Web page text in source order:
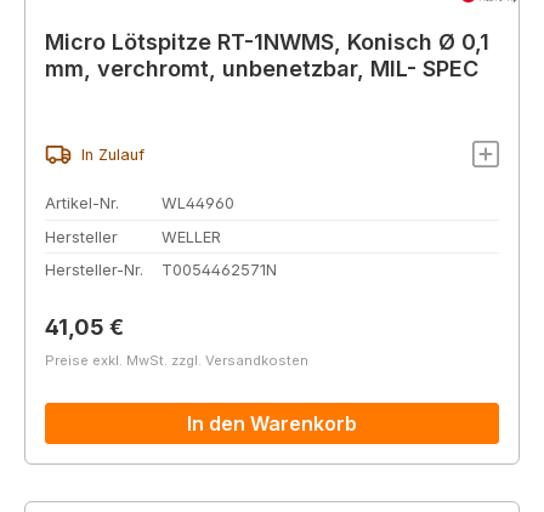
Micro Lötspitze RT-1NWMS, Konisch Ø 0,1
mm, verchromt, unbenetzbar, MIL- SPEC
In Zulauf
Artikel-Nr.
WL44960
Hersteller
WELLER
Hersteller-Nr.
T0054462571N
Regulärer Preis:
41,05 €
Preise exkl. MwSt. zzgl. Versandkosten
In den Warenkorb